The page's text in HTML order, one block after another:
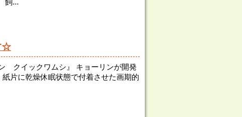
飼...
☆
クイックワムシ』 キョーリンが開発
片に乾燥休眠状態で付着させた画期的